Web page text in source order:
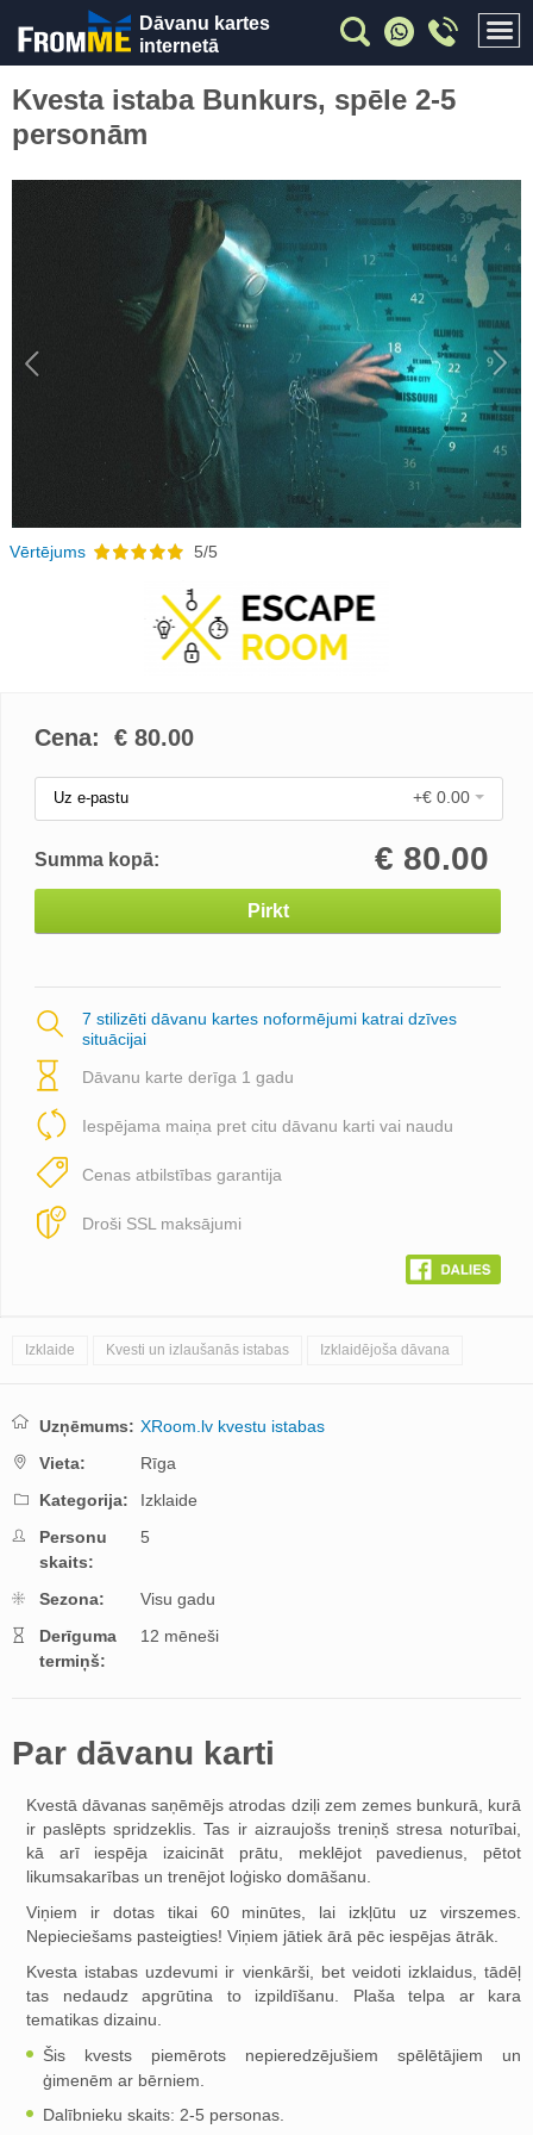
Dāvanu kartes
internetā
Kvesta istaba Bunkurs, spēle 2-5
personām
Previous
Vērtējums 5/5
Cena: € 80.00
Uz e-pastu +€ 0.00
Summa kopā: € 80.00
Pirkt
7 stilizēti dāvanu kartes noformējumi katrai dzīves
situācijai
Dāvanu karte derīga 1 gadu
Iespējama maiņa pret citu dāvanu karti vai naudu
Cenas atbilstības garantija
Droši SSL maksājumi
Izklaide Kvesti un izlaušanās istabas Izklaidējoša dāvana
Uzņēmums: XRoom.lv kvestu istabas
Vieta:
Rīga
Kategorija:
Izklaide
Personu
skaits:
5
Sezona:
Visu gadu
Derīguma
termiņš:
12 mēneši
Par dāvanu karti
Kvestā dāvanas saņēmējs atrodas dziļi zem zemes bunkurā, kurā
ir paslēpts spridzeklis. Tas ir aizraujošs treniņš stresa noturībai,
kā arī iespēja izaicināt prātu, meklējot pavedienus, pētot
likumsakarības un trenējot loģisko domāšanu.
Viņiem ir dotas tikai 60 minūtes, lai izkļūtu uz virszemes.
Nepieciešams pasteigties! Viņiem jātiek ārā pēc iespējas ātrāk.
Kvesta istabas uzdevumi ir vienkārši, bet veidoti izklaidus, tādēļ
tas nedaudz apgrūtina to izpildīšanu. Plaša telpa ar kara
tematikas dizainu.
Šis kvests piemērots nepieredzējušiem spēlētājiem un
ģimenēm ar bērniem.
Dalībnieku skaits: 2-5 personas.